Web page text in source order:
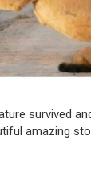
survived
amazing